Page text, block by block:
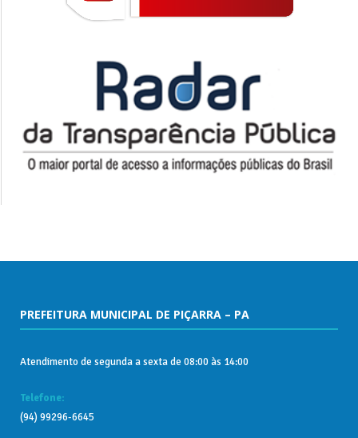
PREFEITURA MUNICIPAL DE PIÇARRA – PA
Atendimento de segunda a sexta de 08:00 às 14:00
Telefone:
(94) 99296-6645